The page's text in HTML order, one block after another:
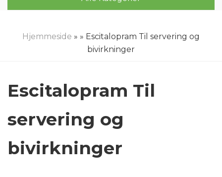
Hjemmeside » » Escitalopram Til servering og
bivirkninger
Escitalopram Til
servering og
bivirkninger